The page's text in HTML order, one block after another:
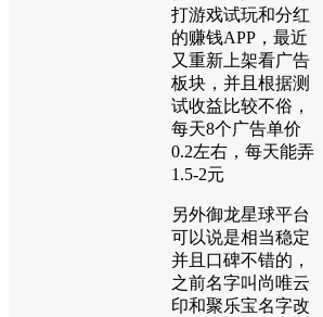
打游戏试玩和分红
的赚钱APP，最近
又重新上架看广告
板块，并且根据测
试收益比较不俗，
每天8个广告单价
0.2左右，每天能弄
1.5-2元
另外御龙星球平台
可以说是相当稳定
并且口碑不错的，
之前名字叫尚唯云
印和聚乐宝名字改